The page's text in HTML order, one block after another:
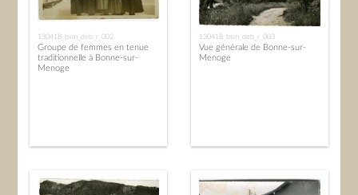
130418_bsm_deb_r_002
Groupe de femmes en tenue
traditionnelle à Bonne-sur-
Menoge
130418_bsm_deb_r_003
Vue générale de Bonne-sur-
Menoge